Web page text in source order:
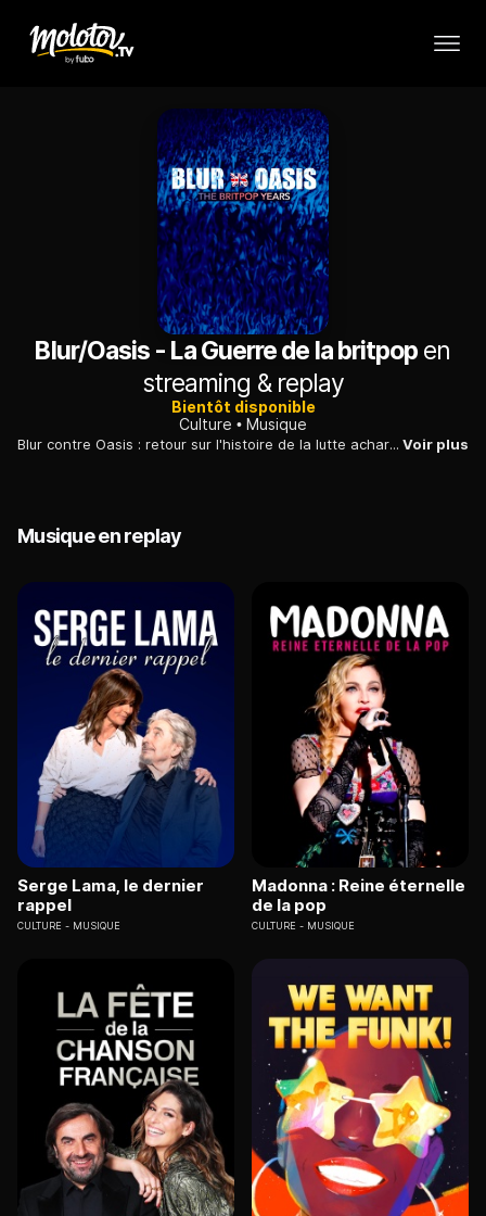
Blur/Oasis - La Guerre de la britpop en
streaming & replay
Bientôt disponible
Culture
Musique
Blur contre Oasis : retour sur l'histoire de la lutte acharnée qui opposa les deux formations pour le titre de rois de la britpop dans les années 90. Voir plus
Musique en replay
Serge Lama, le dernier
rappel
CULTURE MUSIQUE
Madonna : Reine éternelle
de la pop
CULTURE MUSIQUE